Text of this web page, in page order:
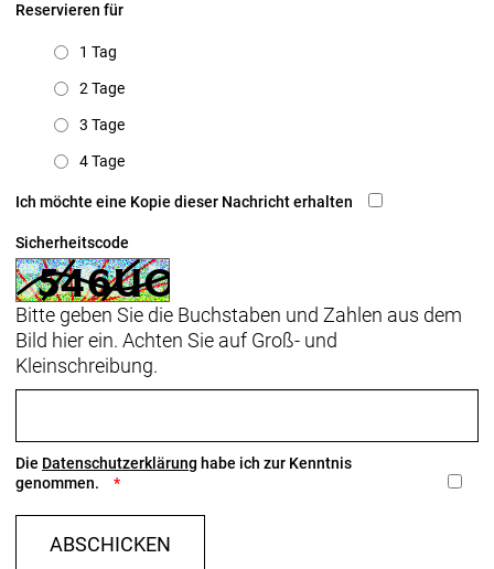
Reservieren für
1 Tag
2 Tage
3 Tage
4 Tage
Ich möchte eine Kopie dieser Nachricht erhalten
Sicherheitscode
Bitte geben Sie die Buchstaben und Zahlen aus dem
Bild hier ein. Achten Sie auf Groß- und
Kleinschreibung.
Die Datenschutzerklärung habe ich zur Kenntnis
genommen.
ABSCHICKEN